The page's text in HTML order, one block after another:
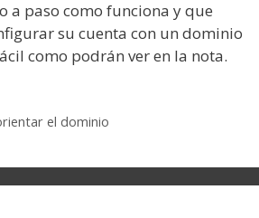
a paso como funciona y que
su cuenta con un dominio
como podrán ver en la nota.
el dominio